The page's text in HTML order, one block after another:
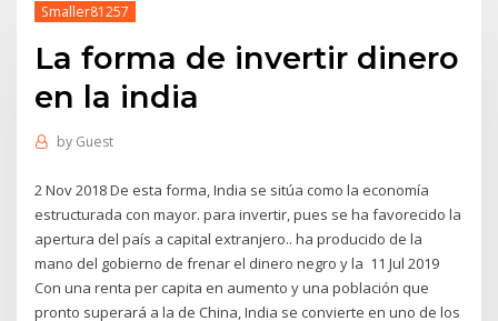
Smaller81257
La forma de invertir dinero
en la india
by Guest
2 Nov 2018 De esta forma, India se sitúa como la economía
estructurada con mayor. para invertir, pues se ha favorecido la
apertura del país a capital extranjero.. ha producido de la
mano del gobierno de frenar el dinero negro y la 11 Jul 2019
Con una renta per capita en aumento y una población que
pronto superará a la de China, India se convierte en uno de los